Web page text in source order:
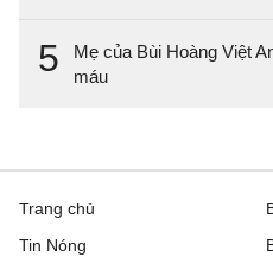
5
Mẹ của Bùi Hoàng Việt
máu
Trang chủ
Tin Nóng